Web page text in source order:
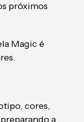
próximos
Magic é
cores,
a